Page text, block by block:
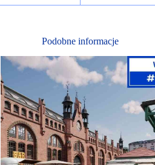
Podobne informacje